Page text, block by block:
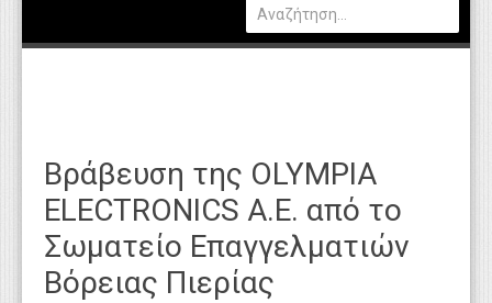
Βράβευση της OLYMPIA
ELECTRONICS A.E. από το
Σωματείο Επαγγελματιών
Βόρειας Πιερίας
Καιρός
Τεχνολογία
Εκπαίδευση
Υγεία